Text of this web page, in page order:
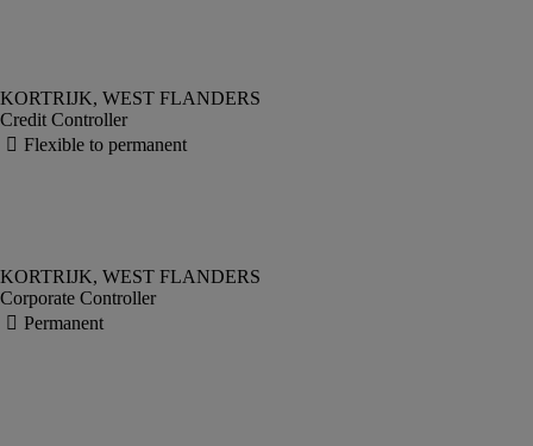
Credit Controller
Corporate Controller